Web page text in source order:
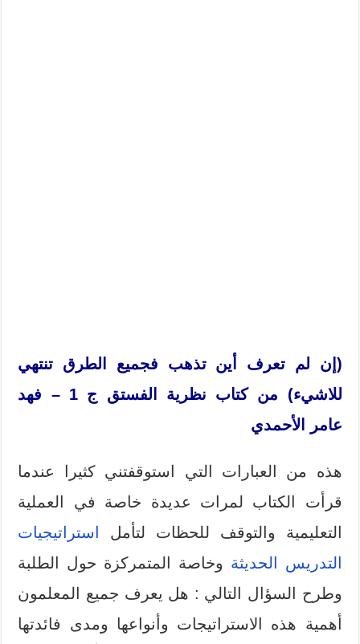
(إن لم تعرف أين تذهب فجميع الطرق تنتهي
للاشيء) من كتاب نظرية الفستق ج 1 – فهد
عامر الأحمدي
هذه من العبارات التي استوقفتني كثيرا عندما
قرأت الكتاب لمرات عديدة خاصة في العملية
التعليمية والتوقف للحظات لتأمل
استراتيجيات
التدريس الحديثة وخاصة المتمركزة حول الطلبة
وطرح السؤال التالي : هل يعرف جميع المعلمون
أهمية هذه الاستراتيجات وأنواعها ومدى فائدتها